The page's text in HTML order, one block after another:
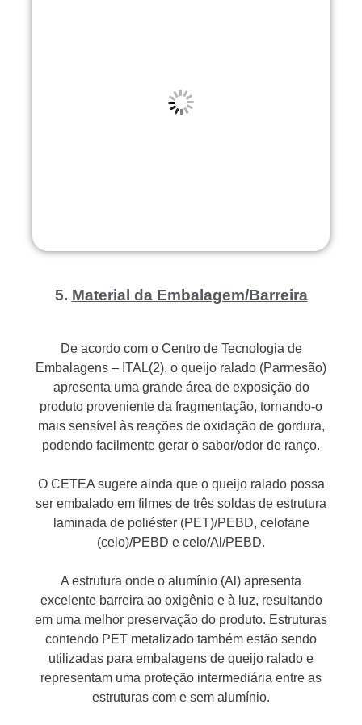
5. Material da Embalagem/Barreira
De acordo com o Centro de Tecnologia de
Embalagens – ITAL(2), o queijo ralado (Parmesão)
apresenta uma grande área de exposição do
produto proveniente da fragmentação, tornando-o
mais sensível às reações de oxidação de gordura,
podendo facilmente gerar o sabor/odor de ranço.
O CETEA sugere ainda que o queijo ralado possa
ser embalado em filmes de três soldas de estrutura
laminada de poliéster (PET)/PEBD, celofane
(celo)/PEBD e celo/Al/PEBD.
A estrutura onde o alumínio (Al) apresenta
excelente barreira ao oxigênio e à luz, resultando
em uma melhor preservação do produto. Estruturas
contendo PET metalizado também estão sendo
utilizadas para embalagens de queijo ralado e
representam uma proteção intermediária entre as
estruturas com e sem alumínio.